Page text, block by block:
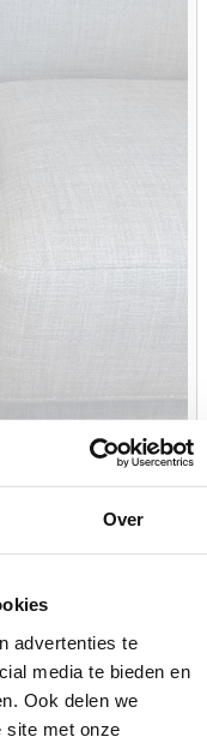
Over
advertenties te
media te bieden en
Ook delen we
site met onze
snel mogelijk contact